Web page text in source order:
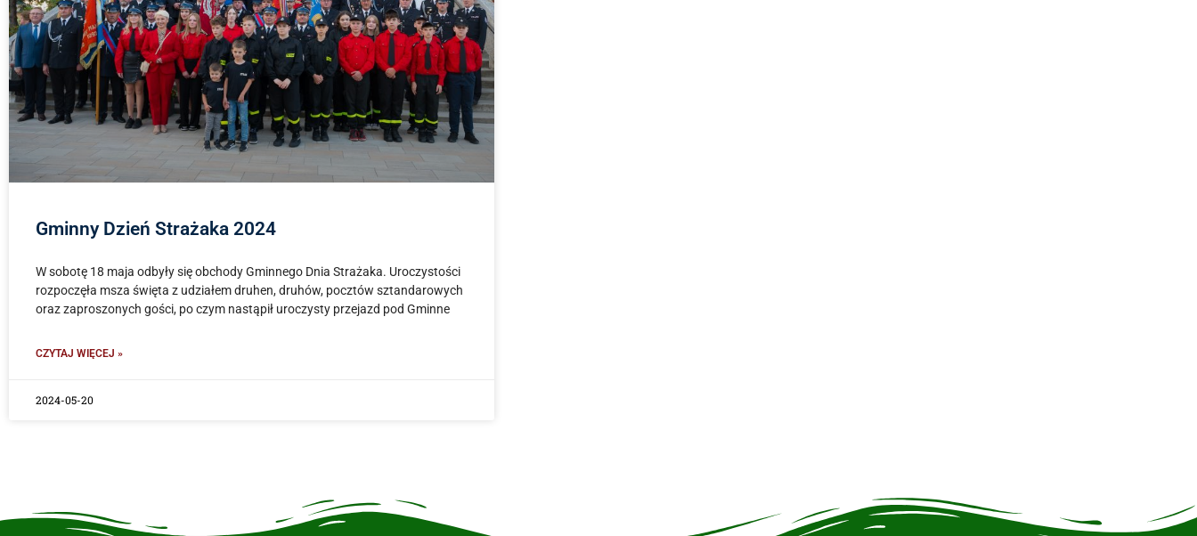
Gminny Dzień Strażaka 2024
W sobotę 18 maja odbyły się obchody Gminnego Dnia Strażaka. Uroczystości
rozpoczęła msza święta z udziałem druhen, druhów, pocztów sztandarowych
oraz zaproszonych gości, po czym nastąpił uroczysty przejazd pod Gminne
CZYTAJ WIĘCEJ »
2024-05-20